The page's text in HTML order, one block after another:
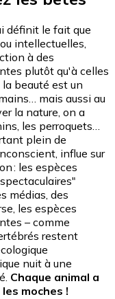
définit le fait que
intellectuelles,
à des
plutôt qu'à celles
beauté est un
mais aussi au
la nature, on a
les perroquets…
plein de
influe sur
: les espèces
médias, des
les espèces
– comme
restent
nuit à une
Chaque animal a
moches !